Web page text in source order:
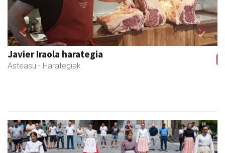
Bastero Kulturgunea
Andoain - Kulturguneak
Previous Next